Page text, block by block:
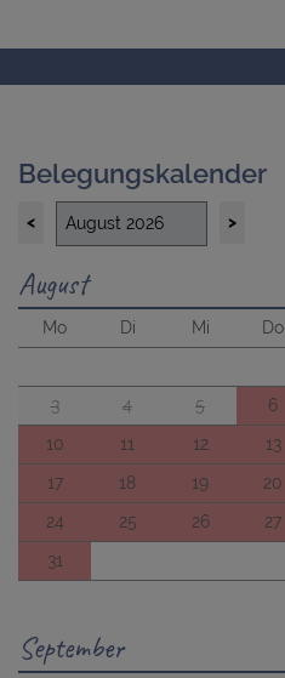
Belegungskalender
< >
August
Mo Di Mi Do
3
4 5 6
10
11 12 13
17
18 19 20
24
25 26 27
31
September